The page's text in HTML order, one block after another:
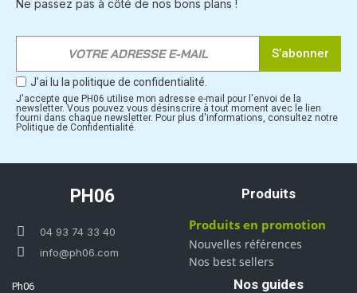
Ne passez pas à côté de nos bons plans !
S’abonner
J'ai lu la politique de confidentialité.
J'accepte que PH06 utilise mon adresse e-mail pour l'envoi de la
newsletter. Vous pouvez vous désinscrire à tout moment avec le lien
fourni dans chaque newsletter. Pour plus d'informations, consultez notre
Politique de Confidentialité.
PH06
04 93 74 33 40
info@ph06.com
Ph06
Produits
Produits en promotion
Nouvelles références
Nos best sellers
Nos guides